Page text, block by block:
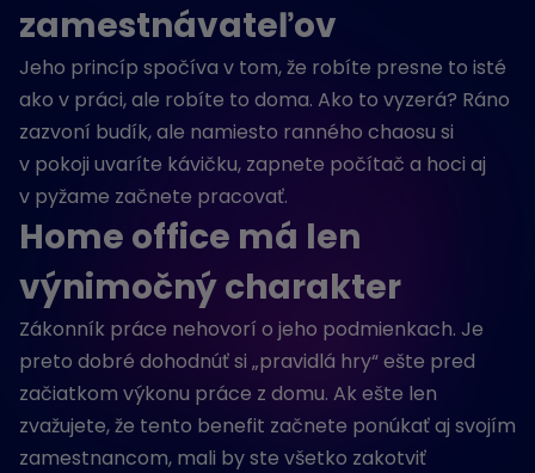
zamestnávateľov
Jeho princíp spočíva v tom, že robíte presne to isté
ako v práci, ale robíte to doma. Ako to vyzerá? Ráno
zazvoní budík, ale namiesto ranného chaosu si
v pokoji uvaríte kávičku, zapnete počítač a hoci aj
v pyžame začnete pracovať.
Home office má len
výnimočný charakter
Zákonník práce nehovorí o jeho podmienkach. Je
preto dobré dohodnúť si „pravidlá hry“ ešte pred
začiatkom výkonu práce z domu. Ak ešte len
zvažujete, že tento benefit začnete ponúkať aj svojím
zamestnancom, mali by ste všetko zakotviť